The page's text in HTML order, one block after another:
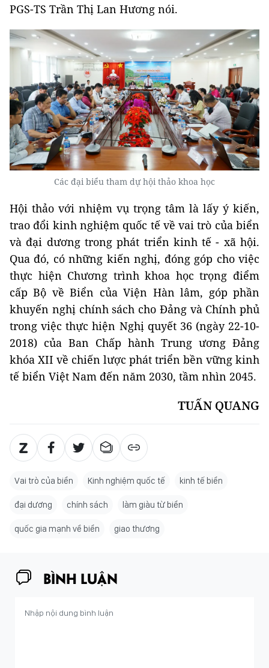
PGS-TS Trần Thị Lan Hương nói.
Các đại biểu tham dự hội thảo khoa học
Hội thảo với nhiệm vụ trọng tâm là lấy ý kiến,
trao đổi kinh nghiệm quốc tế về vai trò của biển
và đại dương trong phát triển kinh tế - xã hội.
Qua đó, có những kiến nghị, đóng góp cho việc
thực hiện Chương trình khoa học trọng điểm
cấp Bộ về Biển của Viện Hàn lâm, góp phần
khuyến nghị chính sách cho Đảng và Chính phủ
trong việc thực hiện Nghị quyết 36 (ngày 22-10-
2018) của Ban Chấp hành Trung ương Đảng
khóa XII về chiến lược phát triển bền vững kinh
tế biển Việt Nam đến năm 2030, tầm nhìn 2045.
TUẤN QUANG
Vai trò của biển Kinh nghiệm quốc tế kinh tế biển
đại dương chính sách làm giàu từ biển
quốc gia mạnh về biển giao thương
BÌNH LUẬN